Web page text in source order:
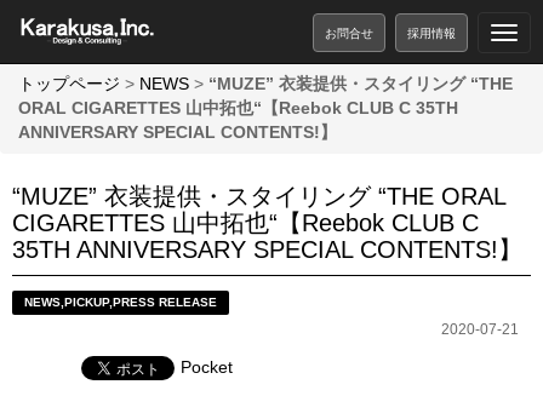
採用情報
お問合せ
トップページ > NEWS > “MUZE” 衣装提供・スタイリング “THE
ORAL CIGARETTES 山中拓也“【Reebok CLUB C 35TH
ANNIVERSARY SPECIAL CONTENTS!】
“MUZE” 衣装提供・スタイリング “THE ORAL
CIGARETTES 山中拓也“【Reebok CLUB C
35TH ANNIVERSARY SPECIAL CONTENTS!】
NEWS PICKUP,PRESS RELEASE
2020-07-21
Pocket